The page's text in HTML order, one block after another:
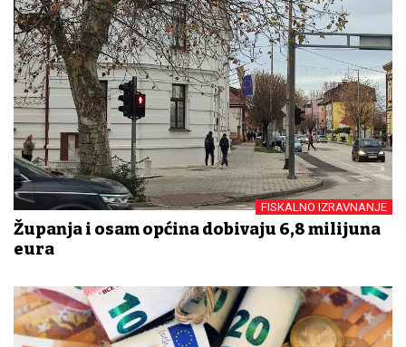
FISKALNO IZRAVNANJE
Županja i osam općina dobivaju 6,8 milijuna
eura